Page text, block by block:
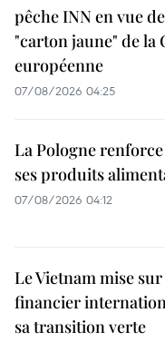
pêche INN en vue
"carton jaune" de la
européenne
07/08/2026 04:25
La Pologne
ses produits
07/08/2026 04:12
Le Vietnam mise
financier
sa transition verte